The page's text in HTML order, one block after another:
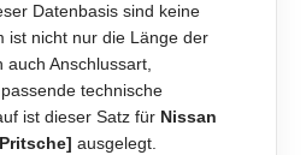
Datenbasis sind keine
ist nicht nur die Länge der
Anschlussart,
technische
ist dieser Satz für Nissan
ausgelegt.